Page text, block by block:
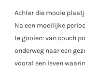
Achter die mooie
Na een moeilijke
te gooien: van couch
onderweg naar een
vooral een leven